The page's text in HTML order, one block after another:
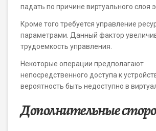
падать по причине виртуального слоя
Кроме того требуется управление
параметрами. Данный фактор
трудоемкость управления.
Некоторые операции предполагают
непосредственного доступа к
вероятность быть недоступно в
Дополнительные